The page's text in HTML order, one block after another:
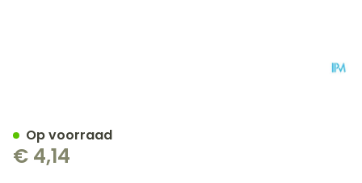
€ 4,14
Op voorraad